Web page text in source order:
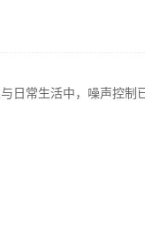
日常生活中，噪声控制